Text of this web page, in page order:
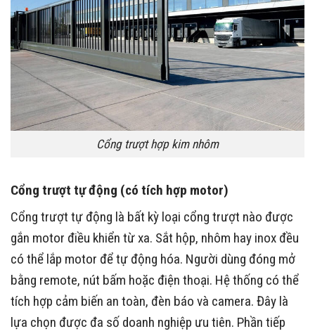
Cổng trượt hợp kim nhôm
Cổng trượt tự động (có tích hợp motor)
Cổng trượt tự động là bất kỳ loại cổng trượt nào được
gắn motor điều khiển từ xa. Sắt hộp, nhôm hay inox đều
có thể lắp motor để tự động hóa. Người dùng đóng mở
bằng remote, nút bấm hoặc điện thoại. Hệ thống có thể
tích hợp cảm biến an toàn, đèn báo và camera. Đây là
lựa chọn được đa số doanh nghiệp ưu tiên. Phần tiếp